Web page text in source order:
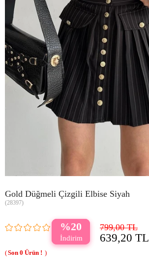
Gold Düğmeli Çizgili Elbise Siyah
(28397)
20 799,00 TL
639,20 TL
0